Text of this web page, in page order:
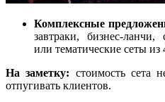
Комплексные
завтраки, бизнес-
или тематические сеты из
На заметку: стоимость сета
отпугивать клиентов.